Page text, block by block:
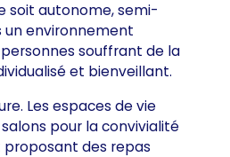
soit autonome, semi-
environnement
souffrant de la
et bienveillant.
Les espaces de vie
pour la convivialité
des repas